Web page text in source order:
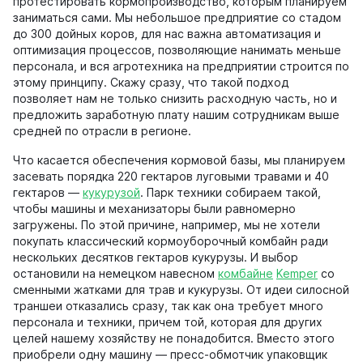
заниматься сами. Мы небольшое предприятие со стадом
до 300 дойных коров, для нас важна автоматизация и
оптимизация процессов, позволяющие нанимать меньше
персонала, и вся агротехника на предприятии строится по
этому принципу. Скажу сразу, что такой подход
позволяет нам не только снизить расходную часть, но и
предложить заработную плату нашим сотрудникам выше
средней по отрасли в регионе.
Что касается обеспечения кормовой базы, мы планируем
засевать порядка 220 гектаров луговыми травами и 40
гектаров — кукурузой. Парк техники собираем такой,
чтобы машины и механизаторы были равномерно
загружены. По этой причине, например, мы не хотели
покупать классический кормоуборочный комбайн ради
нескольких десятков гектаров кукурузы. И выбор
остановили на немецком навесном комбайне Kemper со
сменными жатками для трав и кукурузы. От идеи силосной
траншеи отказались сразу, так как она требует много
персонала и техники, причем той, которая для других
целей нашему хозяйству не понадобится. Вместо этого
приобрели одну машину — пресс-обмотчик упаковщик